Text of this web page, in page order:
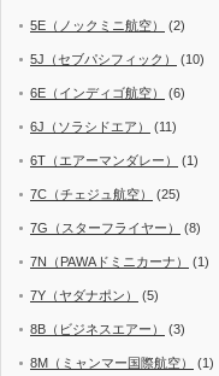
5E（ノックミニ航空） (2)
5J（セブパシフィック） (10)
6E（インディゴ航空） (6)
6J（ソラシドエア） (11)
6T（エアーマンダレー） (1)
7C（チェジュ航空） (25)
7G（スターフライヤー） (8)
7N（PAWAドミニカーナ） (1)
7Y（ヤダナポン） (5)
8B（ビジネスエアー） (3)
8M（ミャンマー国際航空） (1)